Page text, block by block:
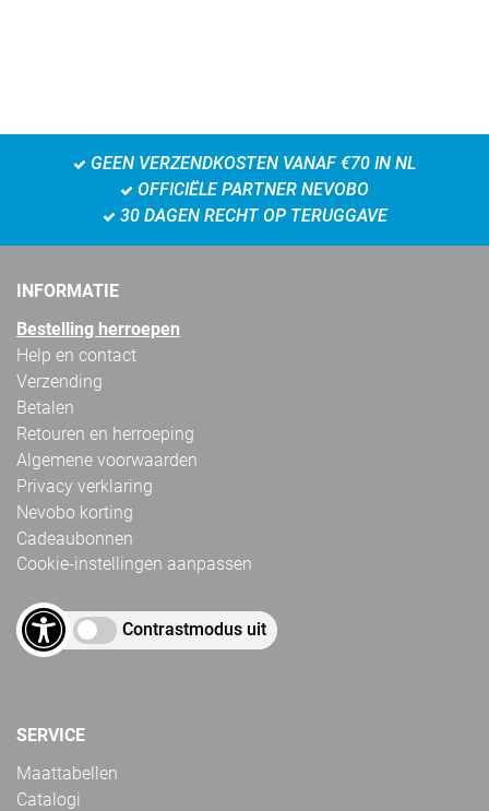
GEEN VERZENDKOSTEN VANAF €70 IN NL
OFFICIËLE PARTNER NEVOBO
30 DAGEN RECHT OP TERUGGAVE
INFORMATIE
Bestelling herroepen
Help en contact
Verzending
Betalen
Retouren en herroeping
Algemene voorwaarden
Privacy verklaring
Nevobo korting
Cadeaubonnen
Cookie-instellingen aanpassen
Contrastmodus uit
SERVICE
Maattabellen
Catalogi